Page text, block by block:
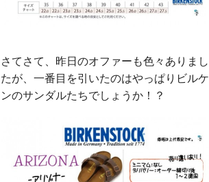
さてさて、昨日のオファーも色々ありまし
たが、一番目を引いたのはやっぱりビルケ
ンのサンダルたちでしょうか！？